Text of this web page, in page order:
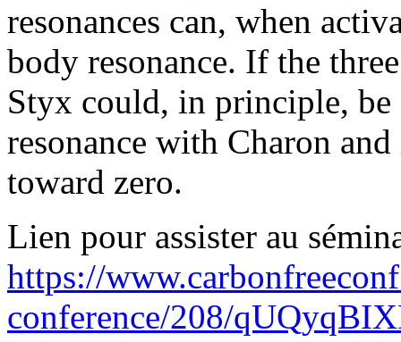
resonances can, when
body resonance. If the
Styx could, in principle,
resonance with Charon
toward zero.
Lien pour assister au
https://
conference/208/